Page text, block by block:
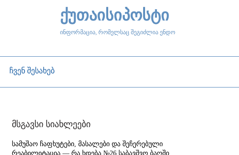
ქუთაისიპოსტი
ინფორმაცია, რომელსაც შეგიძლია ენდო
ჩვენ შესახებ
მსგავსი სიახლეები
სამუშაო ჩაფხუტები, მასალები და შეჩერებული
რეაბილიტაცია — რა ხდება №26 საბავშვო ბაღში